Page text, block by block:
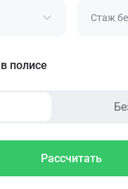
Стаж
полисе
Рассчитать